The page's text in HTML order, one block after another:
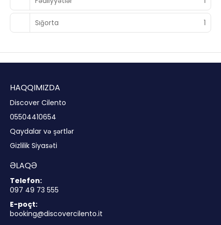
Sığorta 1
HAQQIMIZDA
Discover Cilento
05504410654
Qaydalar və şərtlər
Gizlilik Siyasəti
ƏLAQƏ
Telefon:
097 49 73 555
E-poçt:
booking@discovercilento.it